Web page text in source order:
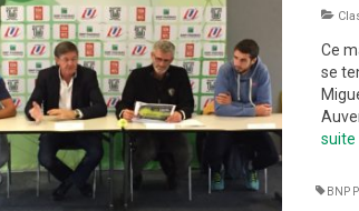
Ce
se
suite­­
BNP